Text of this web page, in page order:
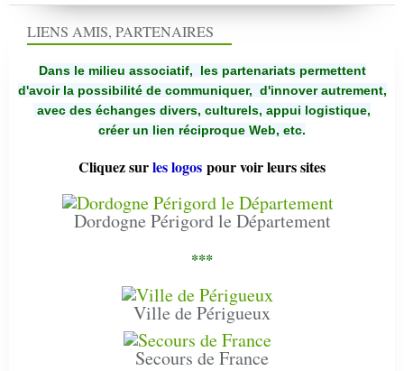
LIENS AMIS, PARTENAIRES
Dans le milieu associatif, les partenariats permettent
d'avoir la possibilité de communiquer, d'innover autrement,
avec des échanges divers, culturels, appui logistique,
créer un lien réciproque Web, etc.
Cliquez surles logos pour voir leurs sites
Dordogne Périgord le Département
***
Ville de Périgueux
Secours de France